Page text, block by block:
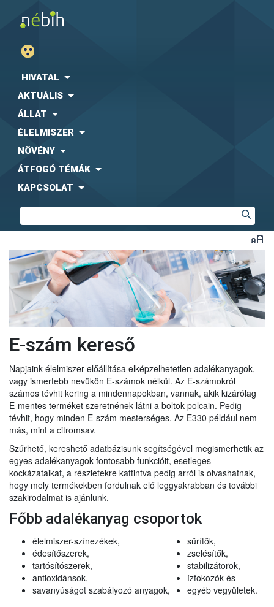
HIVATAL
AKTUÁLIS
ÁLLAT
ÉLELMISZER
NÖVÉNY
ÁTFOGÓ TÉMÁK
KAPCSOLAT
E-szám kereső
Napjaink élelmiszer-előállítása elképzelhetetlen adalékanyagok,
vagy ismertebb nevükön E-számok nélkül. Az E-számokról
számos tévhit kering a mindennapokban, vannak, akik kizárólag
E-mentes terméket szeretnének látni a boltok polcain. Pedig
tévhit, hogy minden E-szám mesterséges. Az E330 például nem
más, mint a citromsav.
Szűrhető, kereshető adatbázisunk segítségével megismerhetik az
egyes adalékanyagok fontosabb funkcióit, esetleges
kockázataikat, a részletekre kattintva pedig arról is olvashatnak,
hogy mely termékekben fordulnak elő leggyakrabban és további
szakirodalmat is ajánlunk.
Főbb adalékanyag csoportok
élelmiszer-színezékek,
édesítőszerek,
tartósítószerek,
antioxidánsok,
savanyúságot szabályozó anyagok,
sűrítők,
zselésítők,
stabilizátorok,
ízfokozók és
egyéb vegyületek.